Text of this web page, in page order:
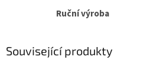
Ruční výroba
Související produkty